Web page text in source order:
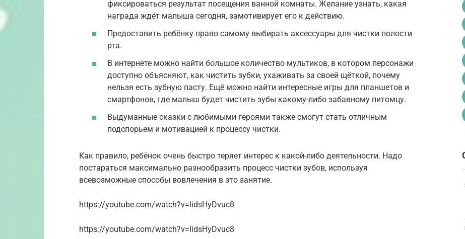
фиксироваться результат посещения ванной комнаты. Желание узнать, какая
награда ждёт малыша сегодня, замотивирует его к действию.
Предоставить ребёнку право самому выбирать аксессуары для чистки полости
рта.
В интернете можно найти большое количество мультиков, в котором персонажи
доступно объясняют, как чистить зубки, ухаживать за своей щёткой, почему
нельзя есть зубную пасту. Ещё можно найти интересные игры для планшетов и
смартфонов, где малыш будет чистить зубы какому-либо забавному питомцу.
Выдуманные сказки с любимыми героями также смогут стать отличным
подспорьем и мотивацией к процессу чистки.
Как правило, ребёнок очень быстро теряет интерес к какой-либо деятельности. Надо
постараться максимально разнообразить процесс чистки зубов, используя
всевозможные способы вовлечения в это занятие.
https://youtube.com/watch?v=lidsHyDvuc8
https://youtube.com/watch?v=lidsHyDvuc8